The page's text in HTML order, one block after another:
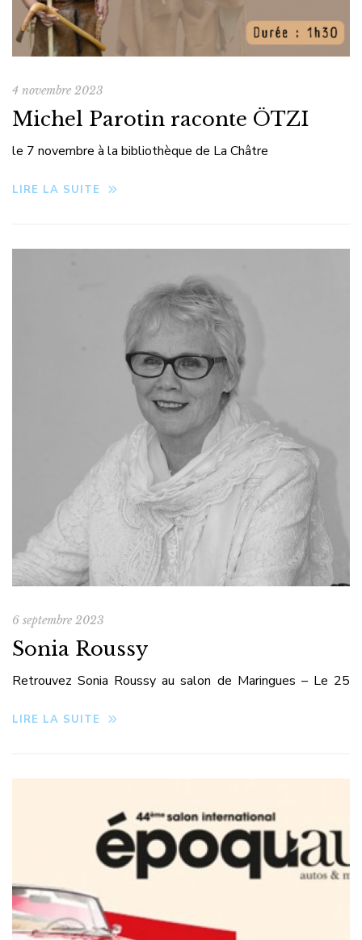
4 novembre 2023
Michel Parotin raconte ÖTZI
le 7 novembre à la bibliothèque de La Châtre
LIRE LA SUITE
6 septembre 2023
Sonia Roussy
Retrouvez Sonia Roussy au salon de Maringues – Le 25
LIRE LA SUITE